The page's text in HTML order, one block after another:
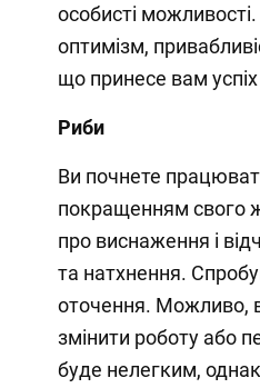
особисті
оптимізм,
що принесе вам успіх
Риби
Ви почнете
покращенням свого
про виснаження і
та натхнення.
оточення. Можливо,
змінити роботу або
буде нелегким,